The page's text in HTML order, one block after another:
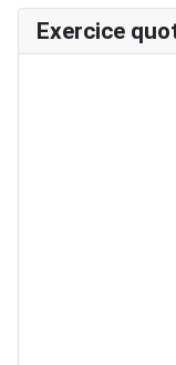
Exercice